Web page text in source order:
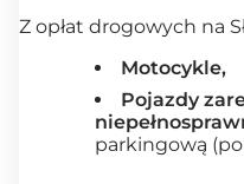
Z opłat drogowych na
Motocykle,
Pojazdy
parkingową